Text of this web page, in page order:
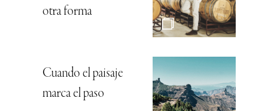
otra forma
Cuando el paisaje
marca el paso